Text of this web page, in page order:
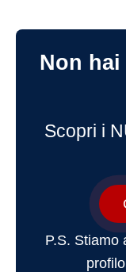
Non
Scopri i
P.S. Stiamo